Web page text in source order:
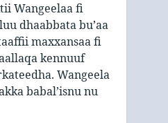
Wangeelaa fi
dhaabbata bu’aa
maxxansaa fi
kennuuf
Wangeela
babal’isnu nu